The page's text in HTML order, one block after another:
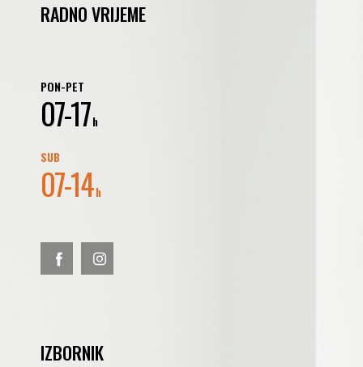
RADNO VRIJEME
PON-PET
07-17h
SUB
07-14h
IZBORNIK